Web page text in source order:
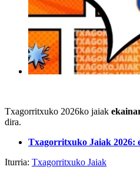
Txagorritxuko 2026ko jaiak
dira.
Txagorritxuko Jaiak 2026:
Iturria: Txagorritxuko Jaiak